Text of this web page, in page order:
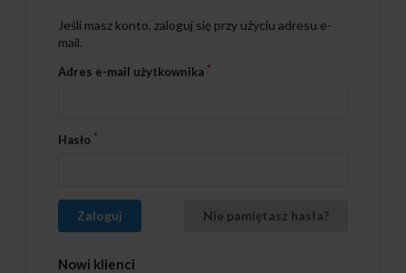
Jeśli masz konto, zaloguj się przy użyciu adresu e-
mail.
Adres e-mail użytkownika
Hasło
Zaloguj Nie pamiętasz hasła?
Nowi klienci